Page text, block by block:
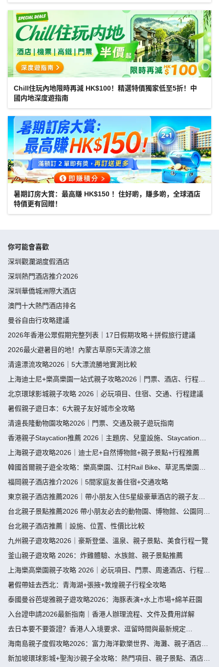
Chill住玩內地限時再減 HK$100！精選特價獨家低至5折！中
國内地深度遊指南
暑期訂房大賞：最高賺 HK$150 ！住好啲，賺多啲，全球酒店
特價更有回贈！
你可能會喜歡
深圳觀瀾湖度假酒店
深圳熱門酒店推介2026
深圳華僑城洲際大酒店
澳門十大熱門酒店排名
曼谷自由行攻略建議
2026年香港公眾假期完整列表｜17日假期攻略＋拼假旅行建議
2026最火避暑目的地！內蒙古草原5天清涼之旅
清遠漂流攻略2026｜5大漂流勝地實測比較
上海迪士尼+樂高樂園一站式親子攻略2026｜門票、酒店、行程規
劃
北京環球影城親子攻略 2026｜必玩項目、住宿、交通、行程建議
暑假親子遊日本：6大親子友好城市全攻略
清遠長隆動物園攻略2026｜門票、交通及親子遊玩指南
香港親子Staycation推薦 2026｜主題房、兒童設施、Staycation套
餐上海親子遊攻略2026｜迪士尼+自然博物館+親子景點+行程推薦
韓國首爾親子遊全攻略：樂高樂園、江村Rail Bike、草泥馬樂園、
愛寶樂園、親子酒店
福岡親子酒店推介2026｜5間家庭友善住宿+交通攻略
東京親子酒店推薦2026｜帶小朋友入住5星級豪華酒店的親子友善
體驗
台北親子景點推薦2026 帶小朋友必去的動物園、博物館、公園同戶
外體驗
台北親子酒店推薦｜設施、位置、性價比比較
九州親子遊攻略2026｜豪斯登堡、溫泉、親子景點、美食行程一覽
釜山親子遊攻略 2026：炸雞體驗、水族館、親子景點推薦
上海樂高樂園親子攻略 2026｜必玩項目、門票、周邊酒店、行程建
議
暑假帶娃去西北：青海湖+張掖+敦煌親子行程全攻略
泰國曼谷芭堤雅親子遊攻略2026：海豚表演+水上市場+綿羊莊園
入台證申請2026最新指南｜香港人辦理流程、文件及費用詳解
去日本要不要簽證？香港人入境要求、逗留時間與最新規定
（2026）
海南島親子度假攻略2026：富力海洋歡樂世界、海灘、親子酒店推
薦
新加坡環球影城+聖淘沙親子全攻略：熱門項目、親子景點、酒店推